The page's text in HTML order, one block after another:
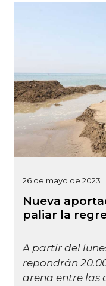
26 de mayo de 2023
Nueva
paliar la
A partir del
repondrán
arena entre las